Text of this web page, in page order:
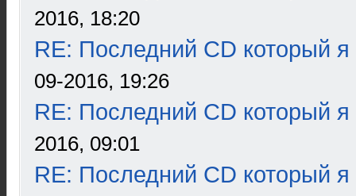
2016, 18:20
RE: Последний CD который я
09-2016, 19:26
RE: Последний CD который я
2016, 09:01
RE: Последний CD который я